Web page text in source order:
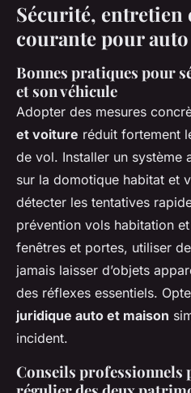
Sécurité, entretien
courante pour
Bonnes pratiques pour
et son véhicule
Adopter des mesures
et voiture réduit fortement
de vol. Installer un système
sur la domotique habitat et
détecter les tentatives
prévention vols habitation
fenêtres et portes, utiliser
jamais laisser d’objets
des réflexes essentiels.
juridique auto et maison
incident.
Conseils professionnels